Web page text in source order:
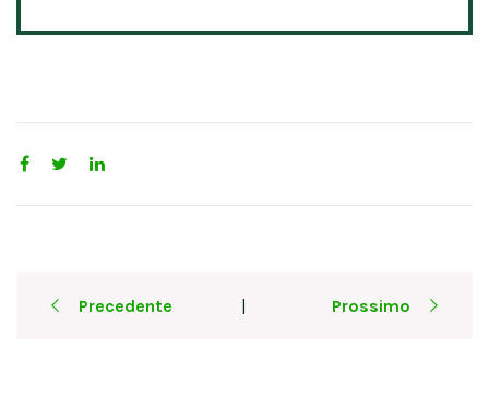
navigationPrecedente | Prossimo